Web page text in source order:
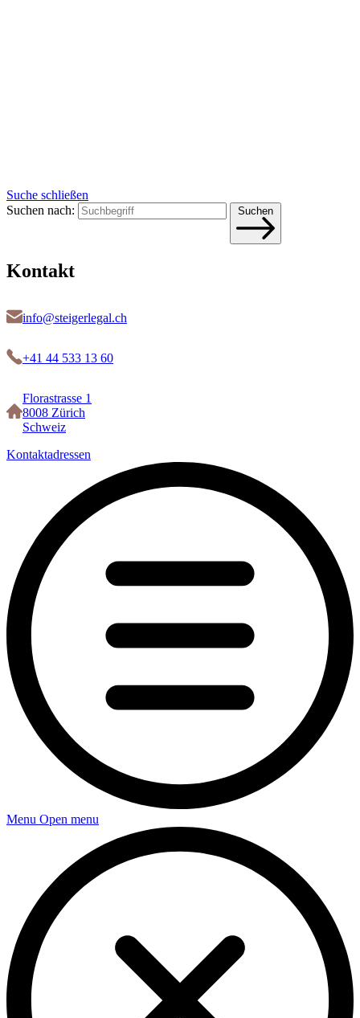
Suche schließen
Suchen nach:
Suchen
Kontakt
info@steigerlegal.ch
+41 44 533 13 60
Florastrasse 1
8008 Zürich
Schweiz
Kontaktadressen
Menu Open menu